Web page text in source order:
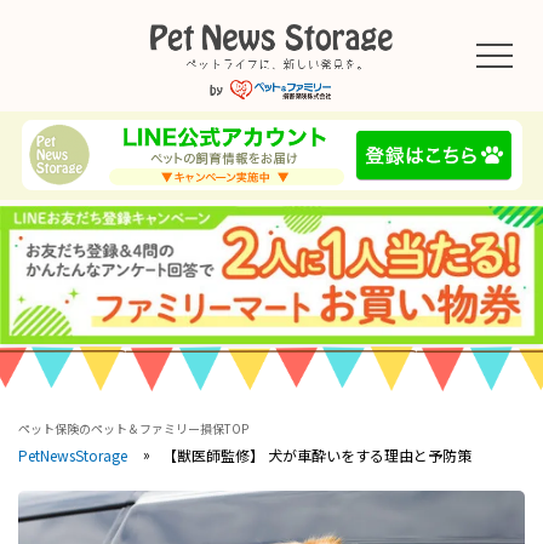
ペット保険のペット＆ファミリー損保TOP
PetNewsStorage 【獣医師監修】 犬が車酔いをする理由と予防策